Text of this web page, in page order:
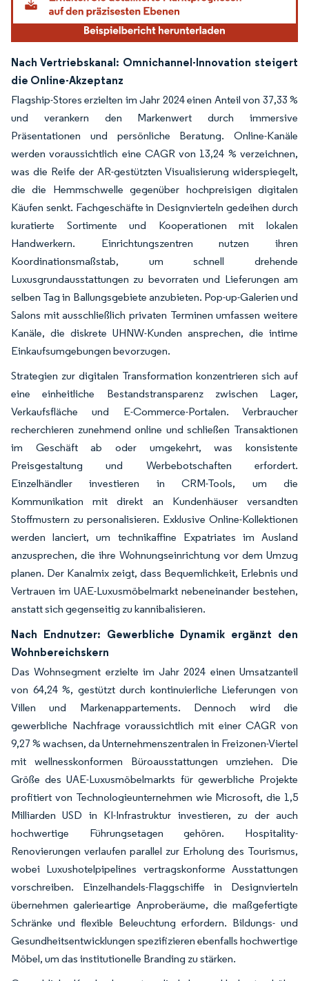
Nach Vertriebskanal: Omnichannel-Innovation steigert
die Online-Akzeptanz
Flagship-Stores erzielten im Jahr 2024 einen Anteil von 37,33 %
und verankern den Markenwert durch immersive
Präsentationen und persönliche Beratung. Online-Kanäle
werden voraussichtlich eine CAGR von 13,24 % verzeichnen,
was die Reife der AR-gestützten Visualisierung widerspiegelt,
die die Hemmschwelle gegenüber hochpreisigen digitalen
Käufen senkt. Fachgeschäfte in Designvierteln gedeihen durch
kuratierte Sortimente und Kooperationen mit lokalen
Handwerkern. Einrichtungszentren nutzen ihren
Koordinationsmaßstab, um schnell drehende
Luxusgrundausstattungen zu bevorraten und Lieferungen am
selben Tag in Ballungsgebiete anzubieten. Pop-up-Galerien und
Salons mit ausschließlich privaten Terminen umfassen weitere
Kanäle, die diskrete UHNW-Kunden ansprechen, die intime
Einkaufsumgebungen bevorzugen.
Strategien zur digitalen Transformation konzentrieren sich auf
eine einheitliche Bestandstransparenz zwischen Lager,
Verkaufsfläche und E-Commerce-Portalen. Verbraucher
recherchieren zunehmend online und schließen Transaktionen
im Geschäft ab oder umgekehrt, was konsistente
Preisgestaltung und Werbebotschaften erfordert.
Einzelhändler investieren in CRM-Tools, um die
Kommunikation mit direkt an Kundenhäuser versandten
Stoffmustern zu personalisieren. Exklusive Online-Kollektionen
werden lanciert, um technikaffine Expatriates im Ausland
anzusprechen, die ihre Wohnungseinrichtung vor dem Umzug
planen. Der Kanalmix zeigt, dass Bequemlichkeit, Erlebnis und
Vertrauen im UAE-Luxusmöbelmarkt nebeneinander bestehen,
anstatt sich gegenseitig zu kannibalisieren.
Nach Endnutzer: Gewerbliche Dynamik ergänzt den
Wohnbereichskern
Das Wohnsegment erzielte im Jahr 2024 einen Umsatzanteil
von 64,24 %, gestützt durch kontinuierliche Lieferungen von
Villen und Markenappartements. Dennoch wird die
gewerbliche Nachfrage voraussichtlich mit einer CAGR von
9,27 % wachsen, da Unternehmenszentralen in Freizonen-Viertel
mit wellnesskonformen Büroausstattungen umziehen. Die
Größe des UAE-Luxusmöbelmarkts für gewerbliche Projekte
profitiert von Technologieunternehmen wie Microsoft, die 1,5
Milliarden USD in KI-Infrastruktur investieren, zu der auch
hochwertige Führungsetagen gehören. Hospitality-
Renovierungen verlaufen parallel zur Erholung des Tourismus,
wobei Luxushotelpipelines vertragskonforme Ausstattungen
vorschreiben. Einzelhandels-Flaggschiffe in Designvierteln
übernehmen galerieartige Anproberäume, die maßgefertigte
Schränke und flexible Beleuchtung erfordern. Bildungs- und
Gesundheitsentwicklungen spezifizieren ebenfalls hochwertige
Möbel, um das institutionelle Branding zu stärken.